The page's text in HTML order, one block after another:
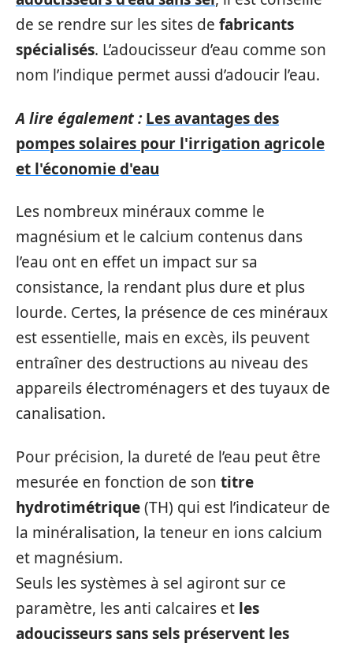
de se rendre sur les sites de fabricants
spécialisés. L’adoucisseur d’eau comme son
nom l’indique permet aussi d’adoucir l’eau.
A lire également : Les avantages des
pompes solaires pour l'irrigation agricole
et l'économie d'eau
Les nombreux minéraux comme le
magnésium et le calcium contenus dans
l’eau ont en effet un impact sur sa
consistance, la rendant plus dure et plus
lourde. Certes, la présence de ces minéraux
est essentielle, mais en excès, ils peuvent
entraîner des destructions au niveau des
appareils électroménagers et des tuyaux de
canalisation.
Pour précision, la dureté de l’eau peut être
mesurée en fonction de son titre
hydrotimétrique(TH) qui est l’indicateur de
la minéralisation, la teneur en ions calcium
et magnésium.
Seuls les systèmes à sel agiront sur ce
paramètre, les anti calcaires et les
adoucisseurs sans sels préservent les